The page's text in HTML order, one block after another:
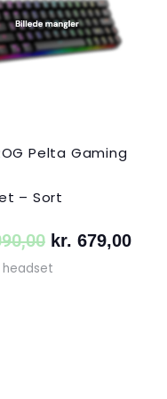
Pelta Gaming
– Sort
var:
kr. 1.090,00.
kr. 679,00
headset